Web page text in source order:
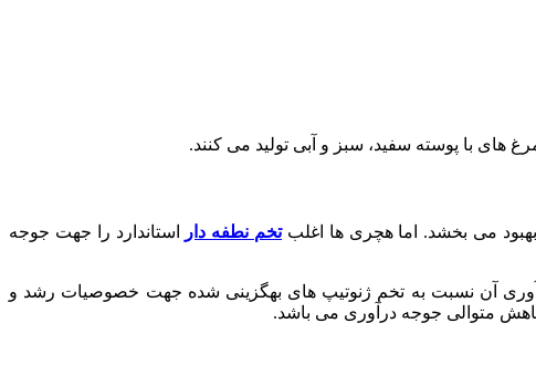
های با پوسته سفید، سبز و آبی تولید می کنند.
می بخشد. اما هچری ها اغلبتخم نطفه دار
استاندارد را جهت جوجه
آن نسبت به تخم ژنوتیپ های بهگزینی شده جهت خصوصیات رشد و
متوالی جوجه درآوری می باشد.